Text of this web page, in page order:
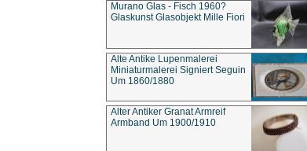
Murano Glas - Fisch 1960?
Glaskunst Glasobjekt Mille Fiori
Alte Antike Lupenmalerei
Miniaturmalerei Signiert Seguin
Um 1860/1880
Alter Antiker Granat Armreif
Armband Um 1900/1910